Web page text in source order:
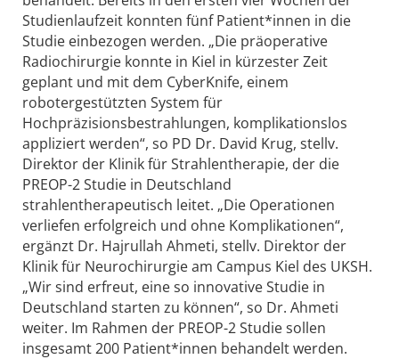
Studienlaufzeit konnten fünf Patient*innen in die
Studie einbezogen werden. „Die präoperative
Radiochirurgie konnte in Kiel in kürzester Zeit
geplant und mit dem CyberKnife, einem
robotergestützten System für
Hochpräzisionsbestrahlungen, komplikationslos
appliziert werden“, so PD Dr. David Krug, stellv.
Direktor der Klinik für Strahlentherapie, der die
PREOP-2 Studie in Deutschland
strahlentherapeutisch leitet. „Die Operationen
verliefen erfolgreich und ohne Komplikationen“,
ergänzt Dr. Hajrullah Ahmeti, stellv. Direktor der
Klinik für Neurochirurgie am Campus Kiel des UKSH.
„Wir sind erfreut, eine so innovative Studie in
Deutschland starten zu können“, so Dr. Ahmeti
weiter. Im Rahmen der PREOP-2 Studie sollen
insgesamt 200 Patient*innen behandelt werden.